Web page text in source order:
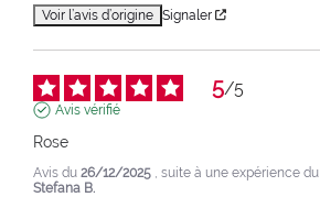
Voir l’avis d’origine Signaler
5/5
Avis vérifié
Rose
Avis du 26/12/2025 , suite à une expérience du
Stefana B.